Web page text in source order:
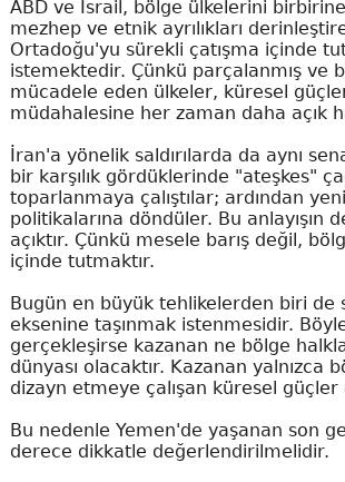
ABD ve İsrail, bölge ülkelerini
mezhep ve etnik ayrılıkları
Ortadoğu'yu sürekli çatışma içinde
istemektedir. Çünkü parçalanmış ve
mücadele eden ülkeler, küresel
müdahalesine her zaman daha açık
İran'a yönelik saldırılarda da aynı
bir karşılık gördüklerinde "ateşkes"
toparlanmaya çalıştılar; ardından
politikalarına döndüler. Bu anlayışın
açıktır. Çünkü mesele barış değil,
içinde tutmaktır.
Bugün en büyük tehlikelerden biri de
eksenine taşınmak istenmesidir.
gerçekleşirse kazanan ne bölge
dünyası olacaktır. Kazanan yalnızca
dizayn etmeye çalışan küresel güçler
Bu nedenle Yemen'de yaşanan son
derece dikkatle değerlendirilmelidir.